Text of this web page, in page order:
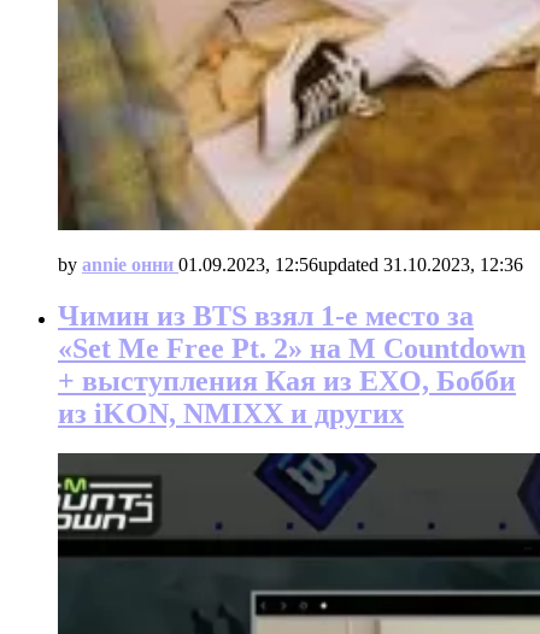
by annie онни 01.09.2023, 12:56updated 31.10.2023, 12:36
Чимин из BTS взял 1-е место за
«Set Me Free Pt. 2» на M Countdown
+ выступления Кая из EXO, Бобби
из iKON, NMIXX и других